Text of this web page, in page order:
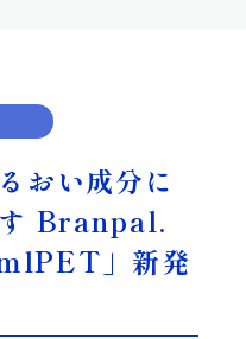
おい成分に
Branpal.
」新発